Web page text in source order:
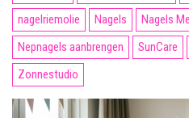
nagelriemolie
Nagels Nagels
Nepnagels aanbrengen
SunCare
Zonnestudio